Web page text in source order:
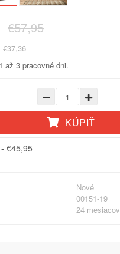
€57,95
€37,36
až 3 pracovné dni.
KÚPIŤ
Nové
00151-19
24 mesiacov